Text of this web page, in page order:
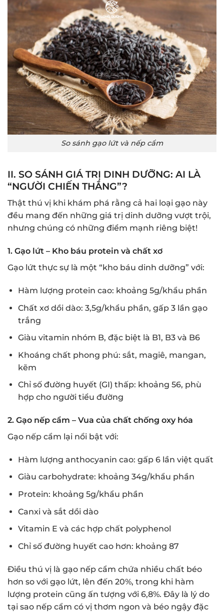
So sánh gạo lứt và nếp cẩm
II. SO SÁNH GIÁ TRỊ DINH DƯỠNG: AI LÀ
“NGƯỜI CHIẾN THẮNG”?
Thật thú vị khi khám phá rằng cả hai loại gạo này
đều mang đến những giá trị dinh dưỡng vượt trội,
nhưng chúng có những điểm mạnh riêng biệt!
1. Gạo lứt – Kho báu protein và chất xơ
Gạo lứt thực sự là một “kho báu dinh dưỡng” với:
Hàm lượng protein cao: khoảng 5g/khẩu phần
Chất xơ dồi dào: 3,5g/khẩu phần, gấp 3 lần gạo
trắng
Giàu vitamin nhóm B, đặc biệt là B1, B3 và B6
Khoáng chất phong phú: sắt, magiê, mangan,
kẽm
Chỉ số đường huyết (GI) thấp: khoảng 56, phù
hợp cho người tiểu đường
2. Gạo nếp cẩm – Vua của chất chống oxy hóa
Gạo nếp cẩm lại nổi bật với:
Hàm lượng anthocyanin cao: gấp 6 lần việt quất
Giàu carbohydrate: khoảng 34g/khẩu phần
Protein: khoảng 5g/khẩu phần
Canxi và sắt dồi dào
Vitamin E và các hợp chất polyphenol
Chỉ số đường huyết cao hơn: khoảng 87
Điều thú vị là gạo nếp cẩm chứa nhiều chất béo
hơn so với gạo lứt, lên đến 20%, trong khi hàm
lượng protein cũng ấn tượng với 6,8%. Đây là lý do
tại sao nếp cẩm có vị thơm ngon và béo ngậy đặc